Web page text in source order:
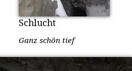
Schlucht
Ganz schön tief